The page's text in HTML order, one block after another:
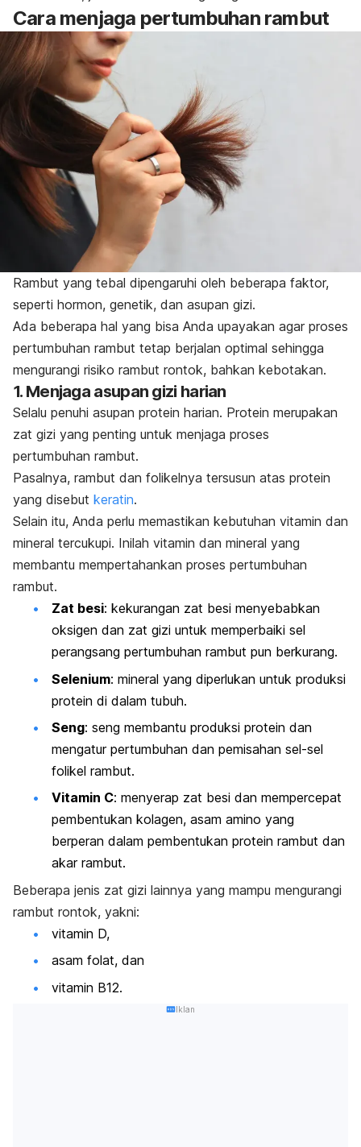
Cara menjaga pertumbuhan rambut
Rambut yang tebal dipengaruhi oleh beberapa faktor,
seperti hormon, genetik, dan asupan gizi.
Ada beberapa hal yang bisa Anda upayakan agar proses
pertumbuhan rambut tetap berjalan optimal sehingga
mengurangi risiko rambut rontok, bahkan kebotakan.
1. Menjaga asupan gizi harian
Selalu penuhi asupan protein harian. Protein merupakan
zat gizi yang penting untuk menjaga proses
pertumbuhan rambut.
Pasalnya, rambut dan folikelnya tersusun atas protein
yang disebut keratin.
Selain itu, Anda perlu memastikan kebutuhan vitamin dan
mineral tercukupi. Inilah vitamin dan mineral yang
membantu mempertahankan proses pertumbuhan
rambut.
Zat besi: kekurangan zat besi menyebabkan
oksigen dan zat gizi untuk memperbaiki sel
perangsang pertumbuhan rambut pun berkurang.
Selenium: mineral yang diperlukan untuk produksi
protein di dalam tubuh.
Seng: seng membantu produksi protein dan
mengatur pertumbuhan dan pemisahan sel-sel
folikel rambut.
Vitamin C: menyerap zat besi dan mempercepat
pembentukan kolagen, asam amino yang
berperan dalam pembentukan protein rambut dan
akar rambut.
Beberapa jenis zat gizi lainnya yang mampu mengurangi
rambut rontok, yakni:
vitamin D,
asam folat, dan
vitamin B12.
Iklan